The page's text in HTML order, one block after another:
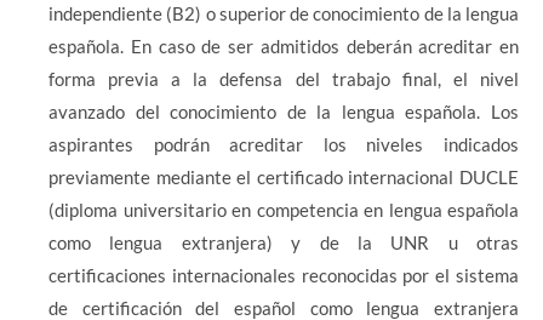
independiente (B2) o superior de conocimiento de la lengua
española. En caso de ser admitidos deberán acreditar en
forma previa a la defensa del trabajo final, el nivel
avanzado del conocimiento de la lengua española. Los
aspirantes podrán acreditar los niveles indicados
previamente mediante el certificado internacional DUCLE
(diploma universitario en competencia en lengua española
como lengua extranjera) y de la UNR u otras
certificaciones internacionales reconocidas por el sistema
de certificación del español como lengua extranjera